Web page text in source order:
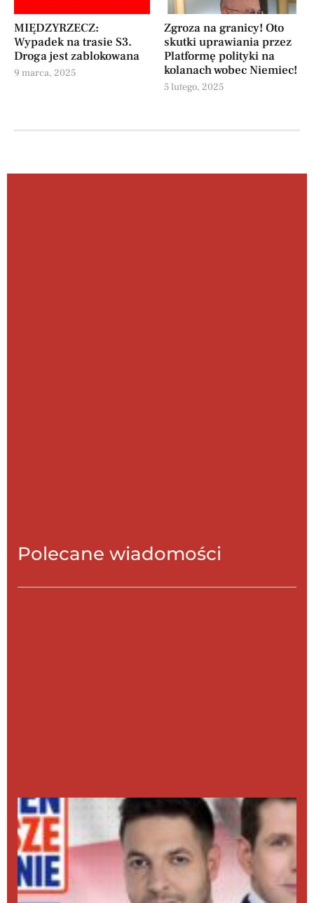
MIĘDZYRZECZ:
Wypadek na trasie S3.
Droga jest zablokowana
9 marca, 2025
Zgroza na granicy! Oto
skutki uprawiania przez
Platformę polityki na
kolanach wobec Niemiec!
5 lutego, 2025
Polecane wiadomości